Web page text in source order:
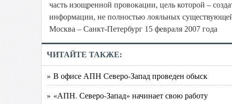
часть изощренной провокации, цель которой –
информации, не полностью лояльных
Москва – Санкт-Петербург 15 февраля 2007 года
ЧИТАЙТЕ ТАКЖЕ:
» В офисе АПН Северо-Запад проведен обыск
» «АПН. Северо-Запад» начинает свою работу